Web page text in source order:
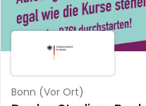
Bonn (Vor Ort)